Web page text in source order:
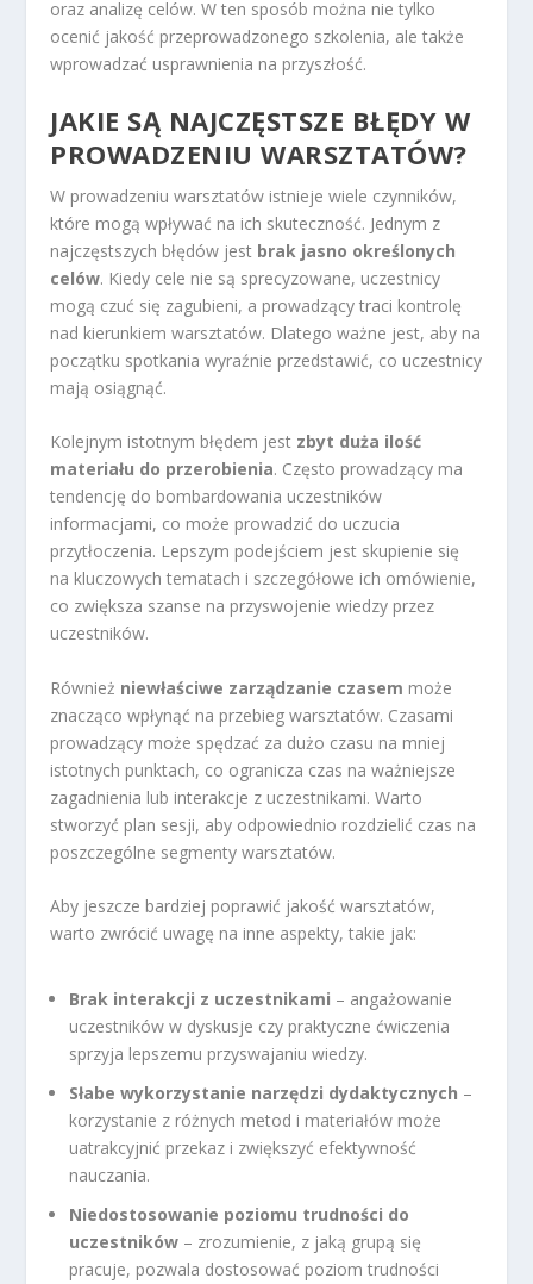
oraz analizę celów. W ten sposób można nie tylko
ocenić jakość przeprowadzonego szkolenia, ale także
wprowadzać usprawnienia na przyszłość.
JAKIE SĄ NAJCZĘSTSZE BŁĘDY W
PROWADZENIU WARSZTATÓW?
W prowadzeniu warsztatów istnieje wiele czynników,
które mogą wpływać na ich skuteczność. Jednym z
najczęstszych błędów jest brak jasno określonych
celów. Kiedy cele nie są sprecyzowane, uczestnicy
mogą czuć się zagubieni, a prowadzący traci kontrolę
nad kierunkiem warsztatów. Dlatego ważne jest, aby na
początku spotkania wyraźnie przedstawić, co uczestnicy
mają osiągnąć.
Kolejnym istotnym błędem jest zbyt duża ilość
materiału do przerobienia. Często prowadzący ma
tendencję do bombardowania uczestników
informacjami, co może prowadzić do uczucia
przytłoczenia. Lepszym podejściem jest skupienie się
na kluczowych tematach i szczegółowe ich omówienie,
co zwiększa szanse na przyswojenie wiedzy przez
uczestników.
Również niewłaściwe zarządzanie czasem może
znacząco wpłynąć na przebieg warsztatów. Czasami
prowadzący może spędzać za dużo czasu na mniej
istotnych punktach, co ogranicza czas na ważniejsze
zagadnienia lub interakcje z uczestnikami. Warto
stworzyć plan sesji, aby odpowiednio rozdzielić czas na
poszczególne segmenty warsztatów.
Aby jeszcze bardziej poprawić jakość warsztatów,
warto zwrócić uwagę na inne aspekty, takie jak:
Brak interakcji z uczestnikami – angażowanie
uczestników w dyskusje czy praktyczne ćwiczenia
sprzyja lepszemu przyswajaniu wiedzy.
Słabe wykorzystanie narzędzi dydaktycznych –
korzystanie z różnych metod i materiałów może
uatrakcyjnić przekaz i zwiększyć efektywność
nauczania.
Niedostosowanie poziomu trudności do
uczestników – zrozumienie, z jaką grupą się
pracuje, pozwala dostosować poziom trudności